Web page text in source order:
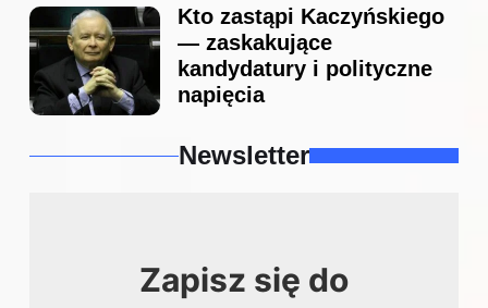
Kto zastąpi Kaczyńskiego
— zaskakujące
kandydatury i polityczne
napięcia
Newsletter
Zapisz się do